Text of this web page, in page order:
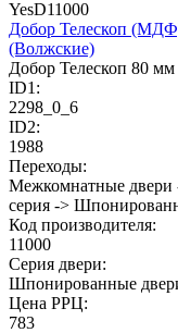
YesD11000
Добор Телескоп
(Волжские)
Добор Телескоп 80 мм
ID1:
2298_0_6
ID2:
1988
Переходы:
Межкомнатные
серия ->
Код производителя:
11000
Cерия двери:
Шпонированные
Цена РРЦ:
783